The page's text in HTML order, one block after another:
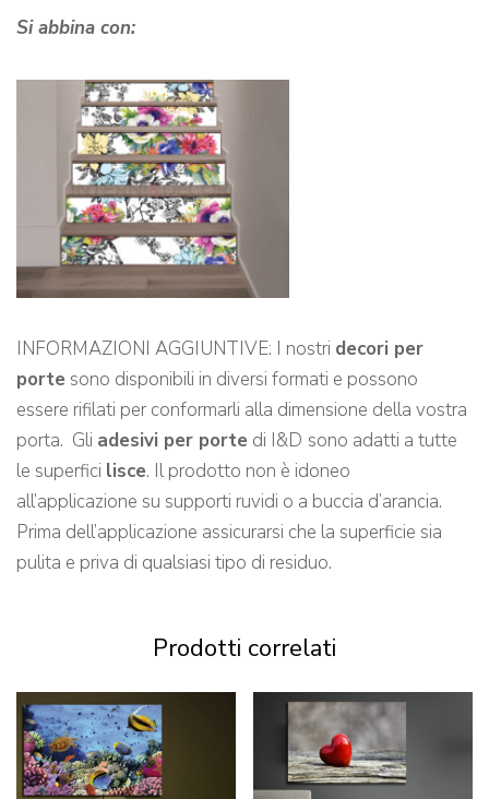
Si abbina con:
INFORMAZIONI AGGIUNTIVE: I nostri decori per
porte sono disponibili in diversi formati e possono
essere rifilati per conformarli alla dimensione della vostra
porta. Gli adesivi per porte di I&D sono adatti a tutte
le superfici lisce. Il prodotto non è idoneo
all’applicazione su supporti ruvidi o a buccia d’arancia.
Prima dell’applicazione assicurarsi che la superficie sia
pulita e priva di qualsiasi tipo di residuo.
Prodotti correlati